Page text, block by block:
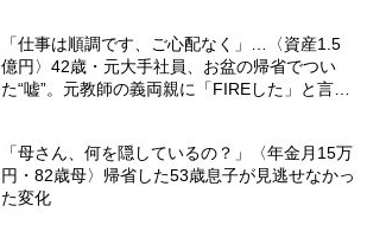
「仕事は順調です、ご心配なく」…〈資産1.5
億円〉42歳・元大手社員、お盆の帰省でつい
た“嘘”。元教師の義両親に「FIREした」と言え
「母さん、何を隠しているの？」〈年金月15万
円・82歳母〉帰省した53歳息子が見逃せなかっ
た変化